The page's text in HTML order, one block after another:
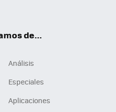
de...
Análisis
Especiales
Aplicaciones